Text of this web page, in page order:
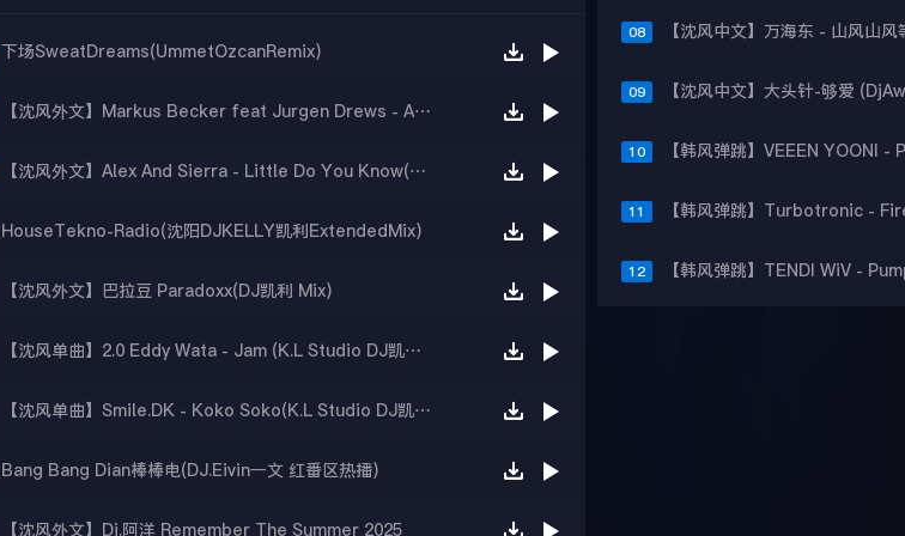
下场SweatDreams(UmmetOzcanRemix)
【沈风外文】Markus Becker feat Jurgen Drews - Aloha heja he(Dj Prime.G Remix)
【沈风外文】Alex And Sierra - Little Do You Know(Dj.阿洋 Extended Mix)
HouseTekno-Radio(沈阳DJKELLY凯利ExtendedMix)
【沈风外文】巴拉豆 Paradoxx(DJ凯利 Mix)
【沈风单曲】2.0 Eddy Wata - Jam (K.L Studio DJ凯利 Original Mix)
【沈风单曲】Smile.DK - Koko Soko(K.L Studio DJ凯利 Original Mix)
Bang Bang Dian棒棒电(DJ.Eivin一文 红番区热播)
【沈风外文】Dj.阿洋 Remember The Summer 2025
08
09
10
11
12